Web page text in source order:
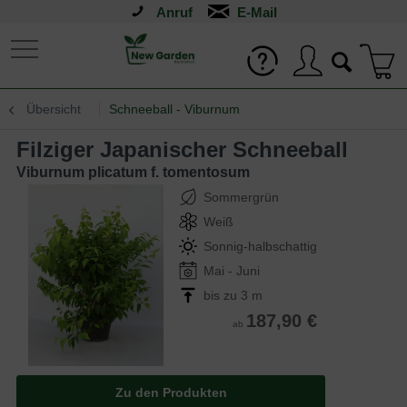
Anruf
Übersicht Schneeball - Viburnum
Filziger Japanischer Schneeball
Viburnum plicatum f. tomentosum
Sommergrün
Weiß
Sonnig-halbschattig
Mai - Juni
bis zu 3 m
ab 187,90 €
Zu den Produkten